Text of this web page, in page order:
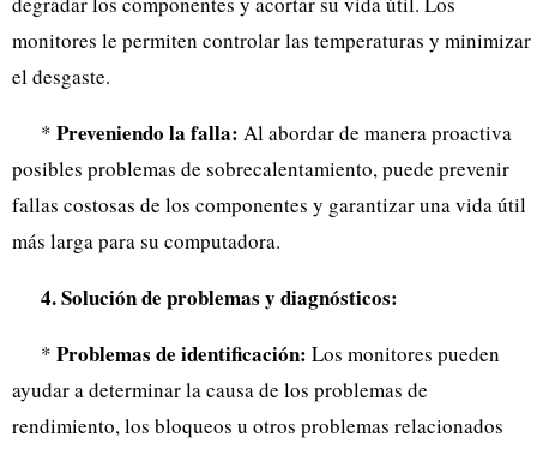
monitores le permiten controlar las temperaturas y minimizar
el desgaste.
* Preveniendo la falla: Al abordar de manera proactiva
posibles problemas de sobrecalentamiento, puede prevenir
fallas costosas de los componentes y garantizar una vida útil
más larga para su computadora.
4. Solución de problemas y diagnósticos:
* Problemas de identificación: Los monitores pueden
ayudar a determinar la causa de los problemas de
rendimiento, los bloqueos u otros problemas relacionados